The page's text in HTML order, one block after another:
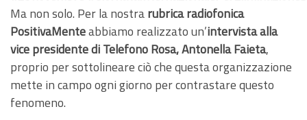
Ma non solo. Per la nostrarubrica radiofonica
PositivaMenteabbiamo realizzato un’intervistaalla
vice presidente di Telefono Rosa, Antonella Faieta,
proprio per sottolineare ciò che questa organizzazione
mette in campo ogni giorno per contrastare questo
fenomeno.